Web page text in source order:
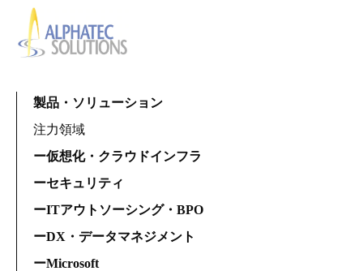
製品・ソリューション
注力領域
ー仮想化・クラウドインフラ
ーセキュリティ
ーITアウトソーシング・BPO
ーDX・データマネジメント
ーMicrosoft